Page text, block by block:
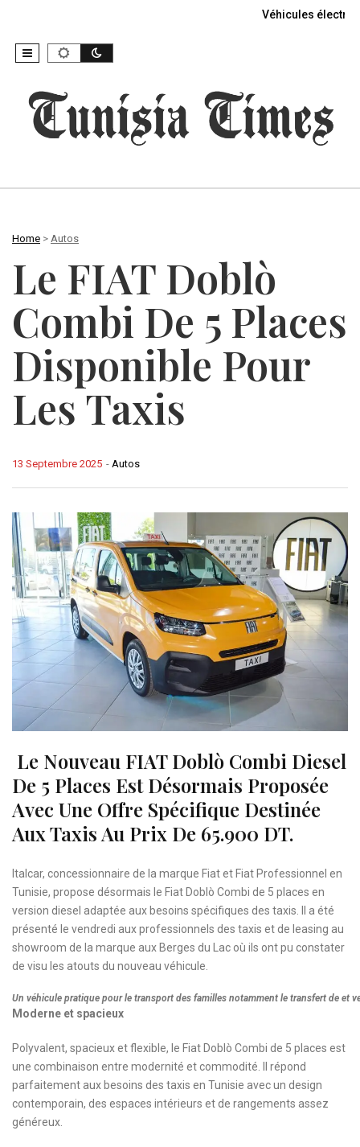
Véhicules
Home > Autos
Le FIAT Doblò
Combi De 5 Places
Disponible Pour
Les Taxis
- Autos
13 Septembre 2025
Le Nouveau FIAT Doblò Combi Diesel
De 5 Places Est Désormais Proposée
Avec Une Offre Spécifique Destinée
Aux Taxis Au Prix De 65.900 DT.
Italcar, concessionnaire de la marque Fiat et Fiat Professionnel en
Tunisie, propose désormais le Fiat Doblò Combi de 5 places en
version diesel adaptée aux besoins spécifiques des taxis. Il a été
présenté le vendredi aux professionnels des taxis et de leasing au
showroom de la marque aux Berges du Lac où ils ont pu constater
de visu les atouts du nouveau véhicule.
Un véhicule pratique pour le transport des familles notamment le transfert de et
Moderne et spacieux
Polyvalent, spacieux et flexible, le Fiat Doblò Combi de 5 places est
une combinaison entre modernité et commodité. Il répond
parfaitement aux besoins des taxis en Tunisie avec un design
contemporain, des espaces intérieurs et de rangements assez
généreux.